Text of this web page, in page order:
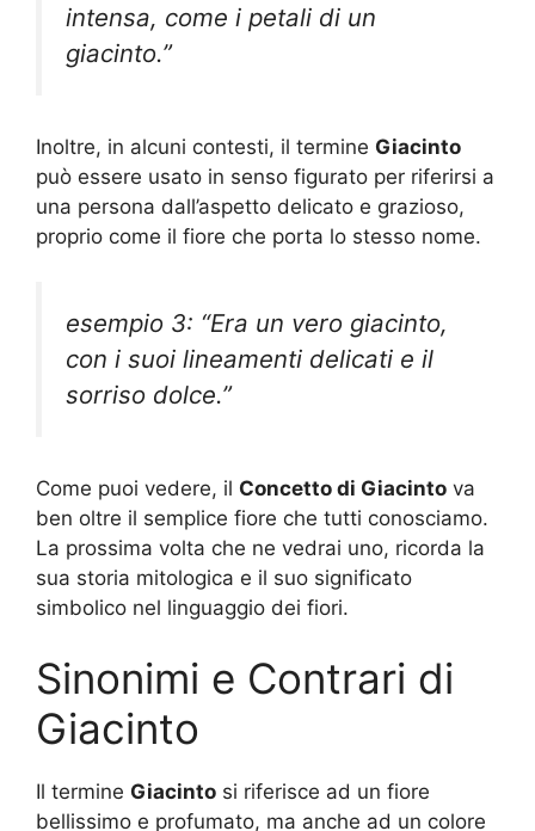
intensa, come i petali di un
giacinto.”
Inoltre, in alcuni contesti, il termine Giacinto
può essere usato in senso figurato per riferirsi a
una persona dall’aspetto delicato e grazioso,
proprio come il fiore che porta lo stesso nome.
esempio 3: “Era un vero giacinto,
con i suoi lineamenti delicati e il
sorriso dolce.”
Come puoi vedere, il Concetto di Giacinto va
ben oltre il semplice fiore che tutti conosciamo.
La prossima volta che ne vedrai uno, ricorda la
sua storia mitologica e il suo significato
simbolico nel linguaggio dei fiori.
Sinonimi e Contrari di
Giacinto
Il termine Giacinto si riferisce ad un fiore
bellissimo e profumato, ma anche ad un colore